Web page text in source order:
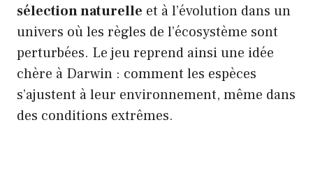
sélection naturelle et à l’évolution dans un
univers où les règles de l’écosystème sont
perturbées. Le jeu reprend ainsi une idée
chère à Darwin : comment les espèces
s’ajustent à leur environnement, même dans
des conditions extrêmes.